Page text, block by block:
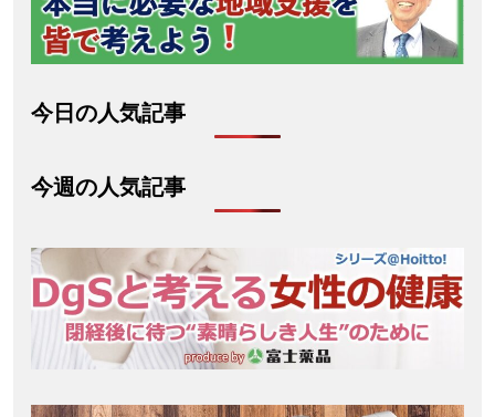
今日の人気記事
今週の人気記事